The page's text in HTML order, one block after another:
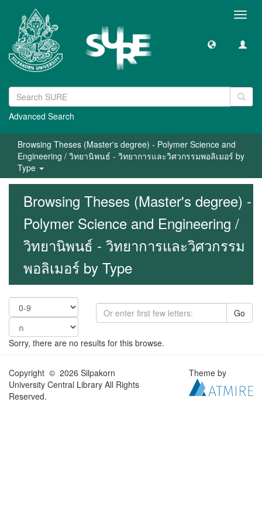
Advanced Search
Browsing Theses (Master's degree) - Polymer Science and
Engineering / วิทยานิพนธ์ - วิทยาการและวิศวกรรมพอลิเมอร์ by
Type
Browsing Theses (Master's degree) -
Polymer Science and Engineering /
วิทยานิพนธ์ - วิทยาการและวิศวกรรม
พอลิเมอร์ by Type
Go
Sorry, there are no results for this browse.
Copyright © 2026 Silpakorn
University Central Library All Rights
Reserved.
Theme by